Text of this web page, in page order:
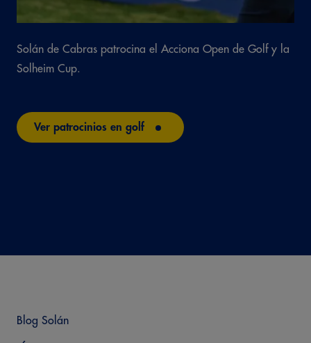
Solán de Cabras patrocina el Acciona Open de Golf y la
Solheim Cup.
Ver patrocinios en golf
Blog Solán